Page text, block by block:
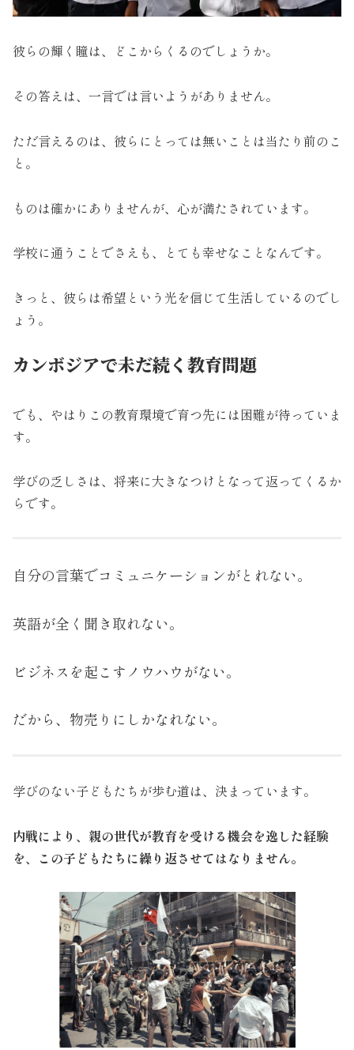
彼らの輝く瞳は、どこからくるのでしょうか。
その答えは、一言では言いようがありません。
ただ言えるのは、彼らにとっては無いことは当たり前のこ
と。
ものは確かにありませんが、心が満たされています。
学校に通うことでさえも、とても幸せなことなんです。
きっと、彼らは希望という光を信じて生活しているのでし
ょう。
カンボジアで未だ続く教育問題
でも、やはりこの教育環境で育つ先には困難が待っていま
す。
学びの乏しさは、将来に大きなつけとなって返ってくるか
らです。
自分の言葉でコミュニケーションがとれない。
英語が全く聞き取れない。
ビジネスを起こすノウハウがない。
だから、物売りにしかなれない。
学びのない子どもたちが歩む道は、決まっています。
内戦により、親の世代が教育を受ける機会を逸した経験
を、この子どもたちに繰り返させてはなりません。